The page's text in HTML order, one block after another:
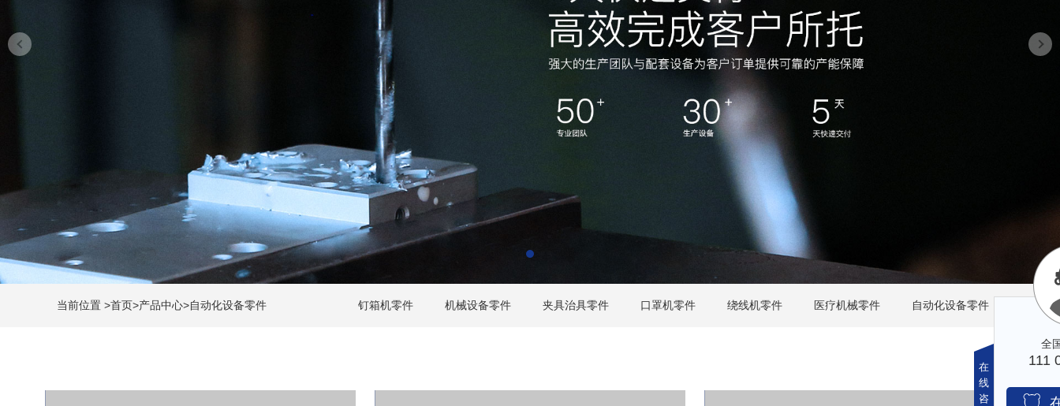
当前位置 >首页>产品中心>自动化设备零件 钉箱机零件 机械设备零件 夹具治具零件 口罩机零件 绕线机零件 医疗机械零件 自动化设备零件
在
咨